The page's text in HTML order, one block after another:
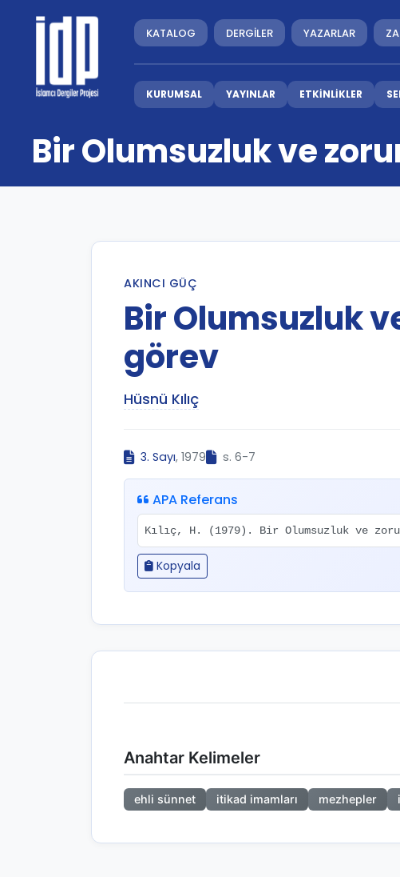
KATALOG DERGİLER YAZARLAR
KURUMSAL YAYINLAR ETKİNLİKLER
Bir Olumsuzluk ve
AKINCI GÜÇ
Bir Olumsuzluk
görev
Hüsnü Kılıç
3. Sayı, 1979 s. 6-7
APA Referans
Kılıç, H. (1979). Bir Olumsuzluk ve
Kopyala
Anahtar Kelimeler
ehli sünnet itikad imamları mezhepler